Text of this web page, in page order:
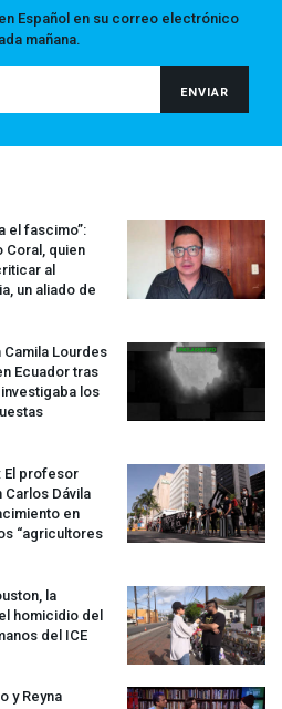
Español en su correo electrónico
mañana.
el fascimo”:
Coral, quien
al
un aliado de
Lourdes
Ecuador tras
los
: El profesor
Carlos Dávila
en
“agricultores
la
homicidio del
del ICE
y Reyna